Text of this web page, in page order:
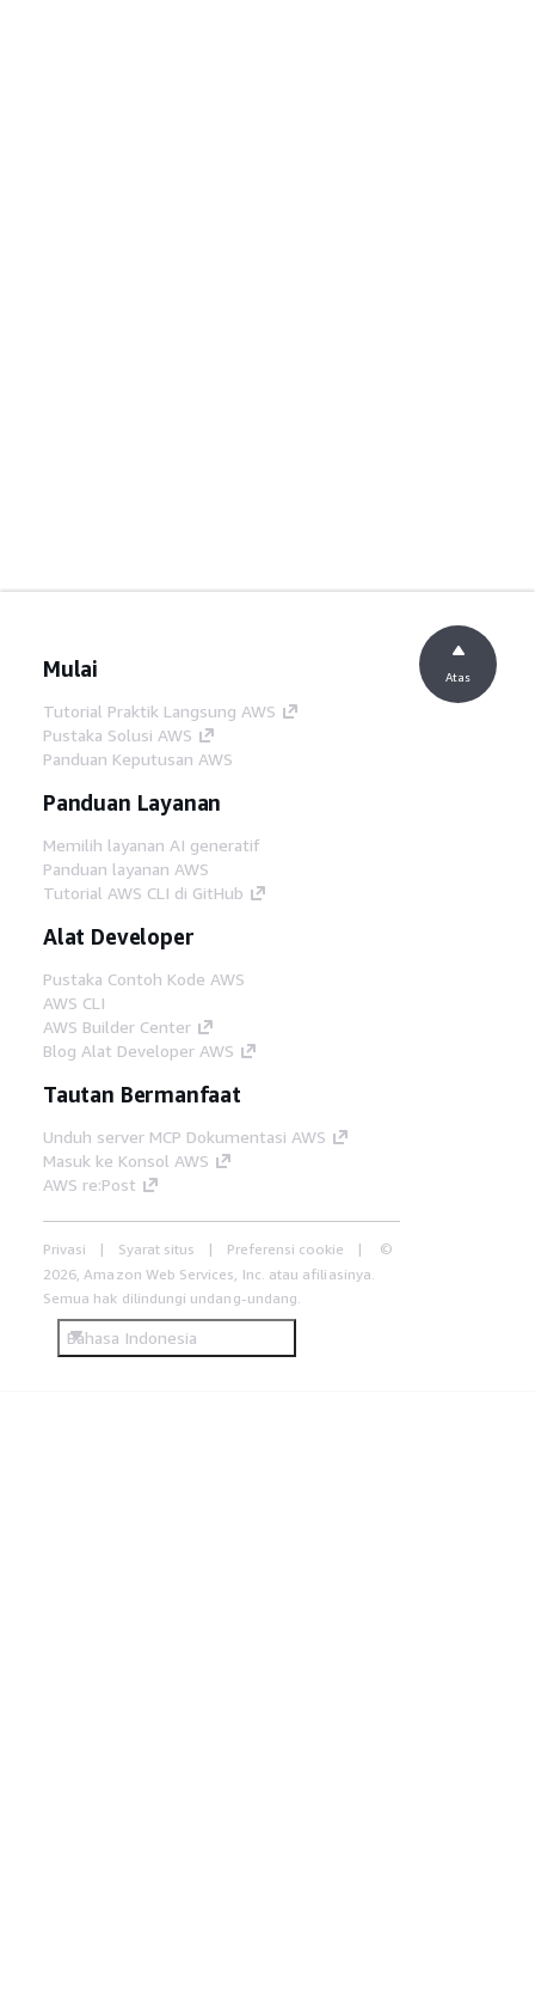
Mulai
Tutorial Praktik Langsung AWS
Pustaka Solusi AWS
Panduan Keputusan AWS
Panduan Layanan
Memilih layanan AI generatif
Panduan layanan AWS
Tutorial AWS CLI di GitHub
Alat Developer
Pustaka Contoh Kode AWS
AWS CLI
AWS Builder Center
Blog Alat Developer AWS
Tautan Bermanfaat
Unduh server MCP Dokumentasi AWS
Masuk ke Konsol AWS
AWS re:Post
Privasi Syarat situs Preferensi cookie
©
2026, Amazon Web Services, Inc. atau afiliasinya.
Semua hak dilindungi undang-undang.
Bahasa Indonesia
Atas